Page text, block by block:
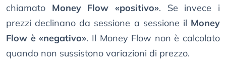
chiamato Money Flow «positivo». Se invece i
prezzi declinano da sessione a sessione il Money
Flow è «negativo». Il Money Flow non è calcolato
quando non sussistono variazioni di prezzo.